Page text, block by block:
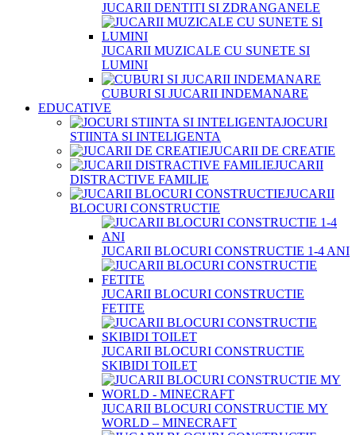
JUCARII DENTITI SI ZDRANGANELE
JUCARII MUZICALE CU SUNETE SI
LUMINI
CUBURI SI JUCARII INDEMANARE
EDUCATIVE
JOCURI
STIINTA SI INTELIGENTA
JUCARII DE CREATIE
JUCARII
DISTRACTIVE FAMILIE
JUCARII
BLOCURI CONSTRUCTIE
JUCARII BLOCURI CONSTRUCTIE 1-4 ANI
JUCARII BLOCURI CONSTRUCTIE
FETITE
JUCARII BLOCURI CONSTRUCTIE
SKIBIDI TOILET
JUCARII BLOCURI CONSTRUCTIE MY
WORLD – MINECRAFT